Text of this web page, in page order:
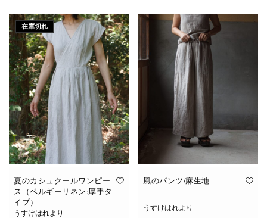
ら
選
択
で
き
ま
す
ら
選
択
で
き
ま
す
在庫切れ
夏のカシュクールワンピー
ス（ベルギーリネン:厚手タ
イプ）
うすけはれより
風のパンツ/麻生地
うすけはれより